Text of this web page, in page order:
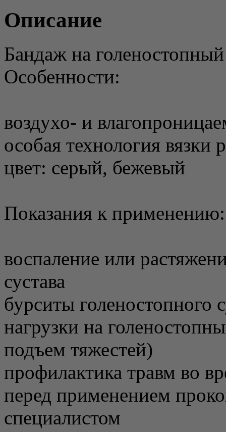
Описание
Бандаж на
Особенности:
воздухо- и
особая технология вязки
цвет: серый, бежевый
Показания к применению:
воспаление или
сустава
бурситы голеностопного
нагрузки на
подъем тяжестей)
профилактика травм во
перед применением
специалистом